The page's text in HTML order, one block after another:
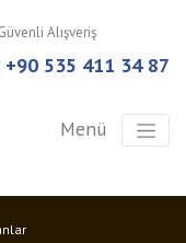
Alışveriş
+90 535 411 34 87
Menü